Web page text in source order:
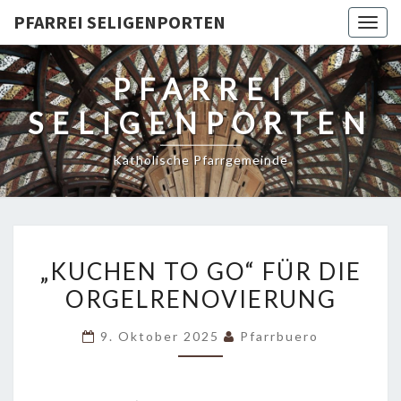
PFARREI SELIGENPORTEN
PFARREI
SELIGENPORTEN
Katholische Pfarrgemeinde
TO
GO“
DIE
„KUCHEN TO GO“ FÜR DIE
ORGELRENOVIERUNG
9. Oktober 2025 Pfarrbuero